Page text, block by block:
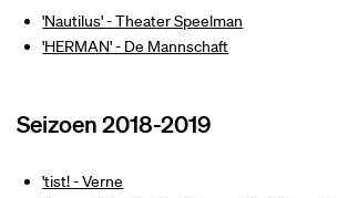
'Nautilus' - Theater Speelman
'HERMAN' - De Mannschaft
Seizoen 2018-2019
'tist! - Verne